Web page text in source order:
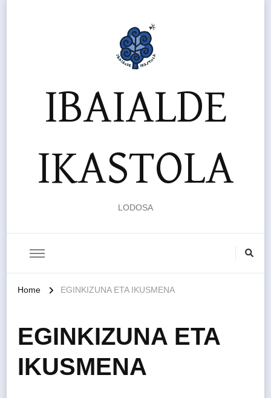
IBAIALDE
IKASTOLA
LODOSA
Home EGINKIZUNA ETA IKUSMENA
EGINKIZUNA ETA
IKUSMENA